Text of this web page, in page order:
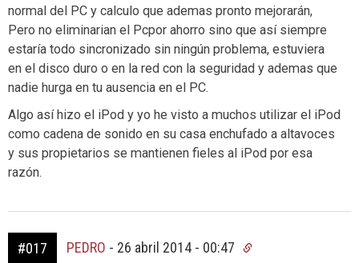
normal del PC y calculo que ademas pronto mejorarán,
Pero no eliminarian el Pcpor ahorro sino que así siempre
estaría todo sincronizado sin ningún problema, estuviera
en el disco duro o en la red con la seguridad y ademas que
nadie hurga en tu ausencia en el PC.
Algo así hizo el iPod y yo he visto a muchos utilizar el iPod
como cadena de sonido en su casa enchufado a altavoces
y sus propietarios se mantienen fieles al iPod por esa
razón.
#017 PEDRO - 26 abril 2014 - 00:47